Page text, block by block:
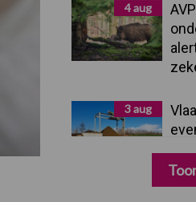
4 aug
3 aug
van